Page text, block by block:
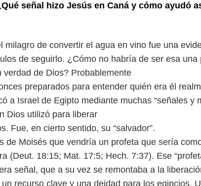
señal hizo Jesús en Caná y cómo ayudó
milagro de convertir el agua en vino fue una
de seguirlo. ¿Cómo no habría de ser esa una
de Dios? Probablemente
preparados para entender quién era él
a Israel de Egipto mediante muchas “señales y
Dios utilizó para liberar
Fue, en cierto sentido, su “salvador”.
de Moisés que vendría un profeta que sería
(Deut. 18:15; Mat. 17:5; Hech. 7:37). Ese
señal, que a su vez se remontaba a la
recurso clave y una deidad para los egipcios.